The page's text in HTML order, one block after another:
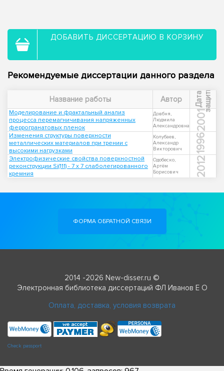
ДОБАВИТЬ ДИССЕРТАЦИЮ В КОРЗИНУ
Рекомендуемые диссертации данного раздела
Название работы Автор Д
а
т
а
з
а
щ
и
т ы
Моделирование и фрактальный анализ
процесса перемагничивания напряженных
феррогранатовых пленок
Довбня,
Людмила
Александровна
2001
Изменения структуры поверхности
металлических материалов при трении с
высокими нагрузками
Колубаев,
Александр
Викторович
1996
Электрофизические свойства поверхностной
реконструкции Si(111) - 7 х 7 слаболегированного
кремния
Одобеско,
Артём
Борисович
2012
ФОРМА ОБРАТНОЙ СВЯЗИ
2014 -2026 New-disser.ru ©
Электронная библиотека диссертаций ФЛ Иванов Е О
Оплата, доставка, условия возврата
Check passport